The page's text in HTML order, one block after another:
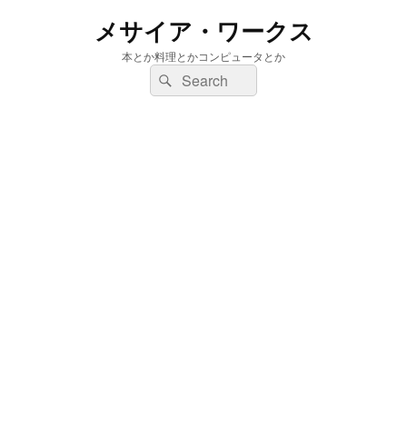
メサイア・ワークス
本とか料理とかコンピュータとか
検
索:
検
索